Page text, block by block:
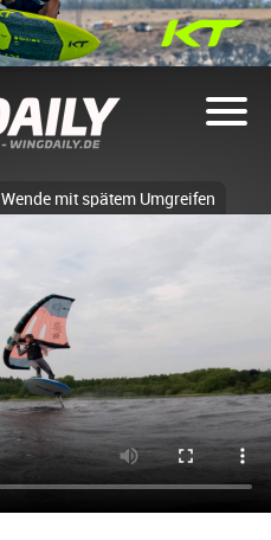
Wende mit spätem Umgreifen